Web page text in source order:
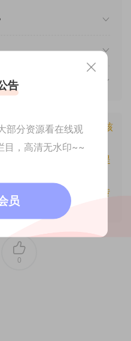
，请勿批量搬运，一经核
若侵犯了您的权益可以提
3658.html
，转
0
告
部分资源看在线观
目，高清无水印~~
员